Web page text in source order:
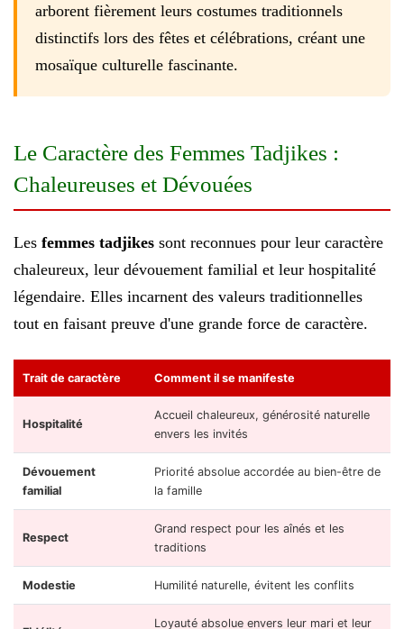
arborent fièrement leurs costumes traditionnels
distinctifs lors des fêtes et célébrations, créant une
mosaïque culturelle fascinante.
Le Caractère des Femmes Tadjikes :
Chaleureuses et Dévouées
Les femmes tadjikes sont reconnues pour leur caractère
chaleureux, leur dévouement familial et leur hospitalité
légendaire. Elles incarnent des valeurs traditionnelles
tout en faisant preuve d'une grande force de caractère.
Trait de caractère Comment il se manifeste
Hospitalité
Accueil chaleureux, générosité naturelle
envers les invités
Dévouement
familial
Priorité absolue accordée au bien-être de
la famille
Respect
Grand respect pour les aînés et les
traditions
Modestie Humilité naturelle, évitent les conflits
Loyauté absolue envers leur mari et leur